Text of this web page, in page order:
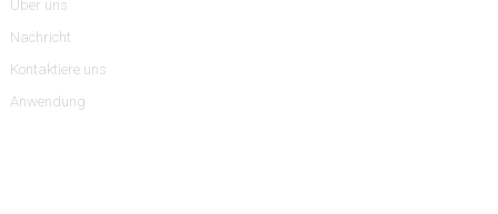
Über uns
Nachricht
Kontaktiere uns
Anwendung